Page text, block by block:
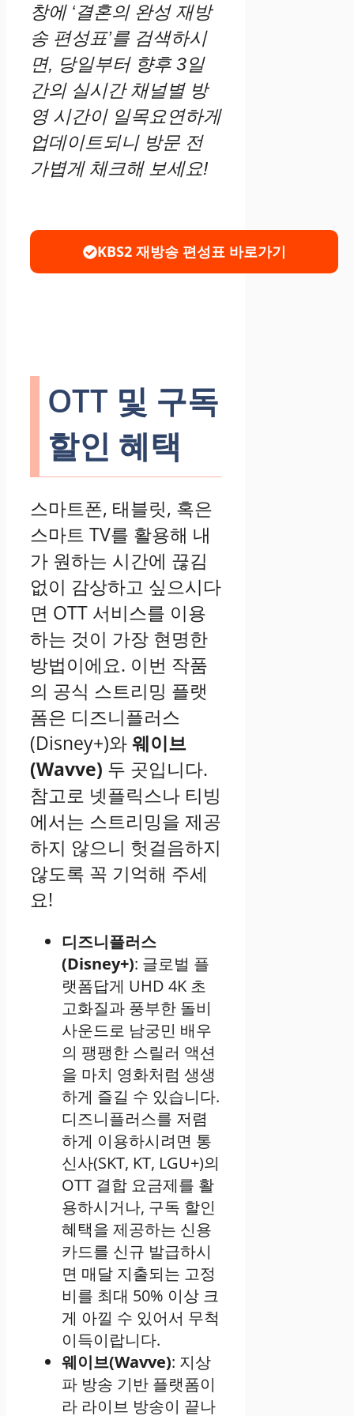
창에 ‘결혼의 완성 재방
송 편성표’를 검색하시
면, 당일부터 향후 3일
간의 실시간 채널별 방
영 시간이 일목요연하게
업데이트되니 방문 전
가볍게 체크해 보세요!
KBS2 재방송 편성표 바로가기
OTT 및 구독
할인 혜택
스마트폰, 태블릿, 혹은
스마트 TV를 활용해 내
가 원하는 시간에 끊김
없이 감상하고 싶으시다
면 OTT 서비스를 이용
하는 것이 가장 현명한
방법이에요. 이번 작품
의 공식 스트리밍 플랫
폼은 디즈니플러스
(Disney+)와웨이브
(Wavve) 두 곳입니다.
참고로 넷플릭스나 티빙
에서는 스트리밍을 제공
하지 않으니 헛걸음하지
않도록 꼭 기억해 주세
요!
디즈니플러스
(Disney+): 글로벌 플
랫폼답게 UHD 4K 초
고화질과 풍부한 돌비
사운드로 남궁민 배우
의 팽팽한 스릴러 액션
을 마치 영화처럼 생생
하게 즐길 수 있습니다.
디즈니플러스를 저렴
하게 이용하시려면 통
신사(SKT, KT, LGU+)의
OTT 결합 요금제를 활
용하시거나, 구독 할인
혜택을 제공하는 신용
카드를 신규 발급하시
면 매달 지출되는 고정
비를 최대 50% 이상 크
게 아낄 수 있어서 무척
이득이랍니다.
웨이브(Wavve): 지상
파 방송 기반 플랫폼이
라 라이브 방송이 끝나